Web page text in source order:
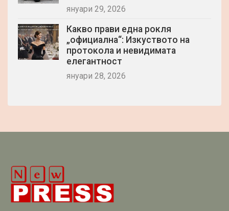
януари 29, 2026
Какво прави една рокля
„официална“: Изкуството на
протокола и невидимата
елегантност
януари 28, 2026